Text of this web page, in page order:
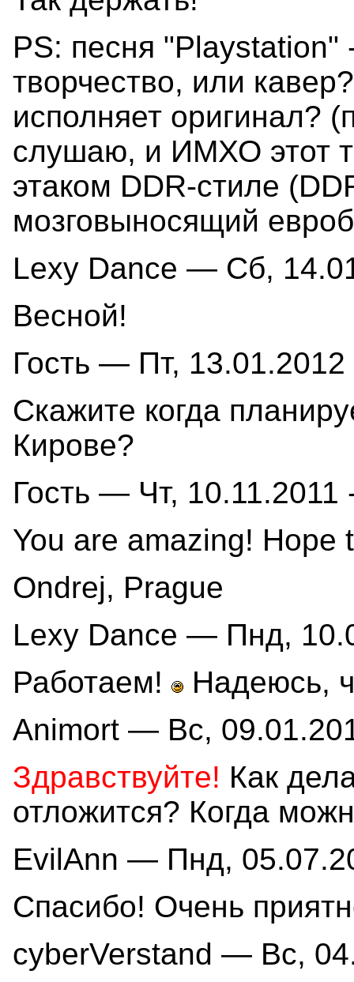
PS: песня "Playstation"
творчество, или
исполняет оригинал?
слушаю, и ИМХО этот
этаком DDR-стиле
мозговыносящий
Lexy Dance — Сб,
Весной!
Гость — Пт, 13.01.2012
Скажите когда
Кирове?
Гость — Чт, 10.11.2011
You are amazing! Hope
Ondrej, Prague
Lexy Dance — Пнд,
Работаем!
Надеюсь,
Animort — Вс,
Здравствуйте! Как
отложится? Когда
EvilAnn — Пнд,
Спасибо! Очень
cyberVerstand — Вс,